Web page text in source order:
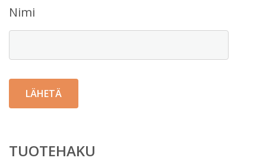
Nimi
TUOTEHAKU